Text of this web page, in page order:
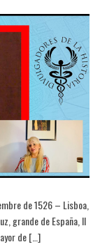
de 1526 – Lisboa,
grande de España, II
de […]